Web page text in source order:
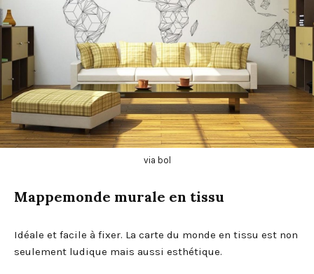
via bol
Mappemonde murale en tissu
Idéale et facile à fixer. La carte du monde en tissu est non
seulement ludique mais aussi esthétique.